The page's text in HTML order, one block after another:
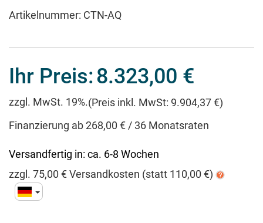
Artikelnummer: CTN-AQ
Ihr Preis:8.323,00 €
zzgl. MwSt. 19%.(Preis inkl. MwSt: 9.904,37 €)
Finanzierung ab 268,00 € / 36 Monatsraten
Versandfertig in: ca. 6-8 Wochen
zzgl. 75,00 € Versandkosten (statt 110,00 €)